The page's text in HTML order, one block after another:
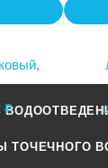
ТОЧЕЧНОГО